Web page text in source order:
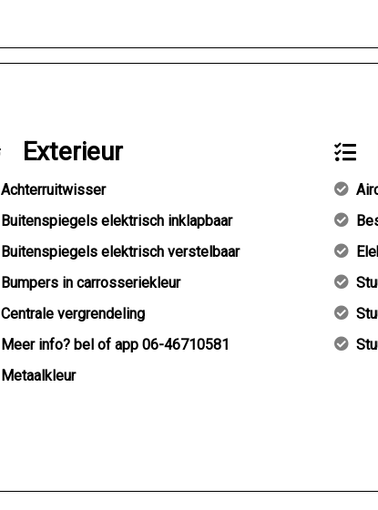
Exterieur
Achterruitwisser
Buitenspiegels elektrisch inklapbaar
Buitenspiegels elektrisch verstelbaar
Bumpers in carrosseriekleur
Centrale vergrendeling
Meer info? bel of app 06-46710581
Metaalkleur